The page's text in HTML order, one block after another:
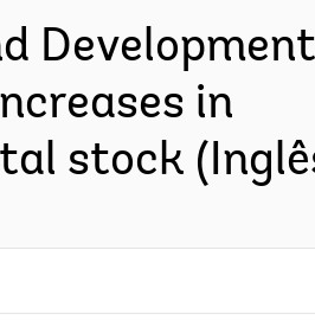
Development
in
stock